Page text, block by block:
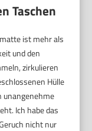
Taschen
ist mehr als
und den
zirkulieren
Hülle
unangenehme
Ich habe das
nicht nur